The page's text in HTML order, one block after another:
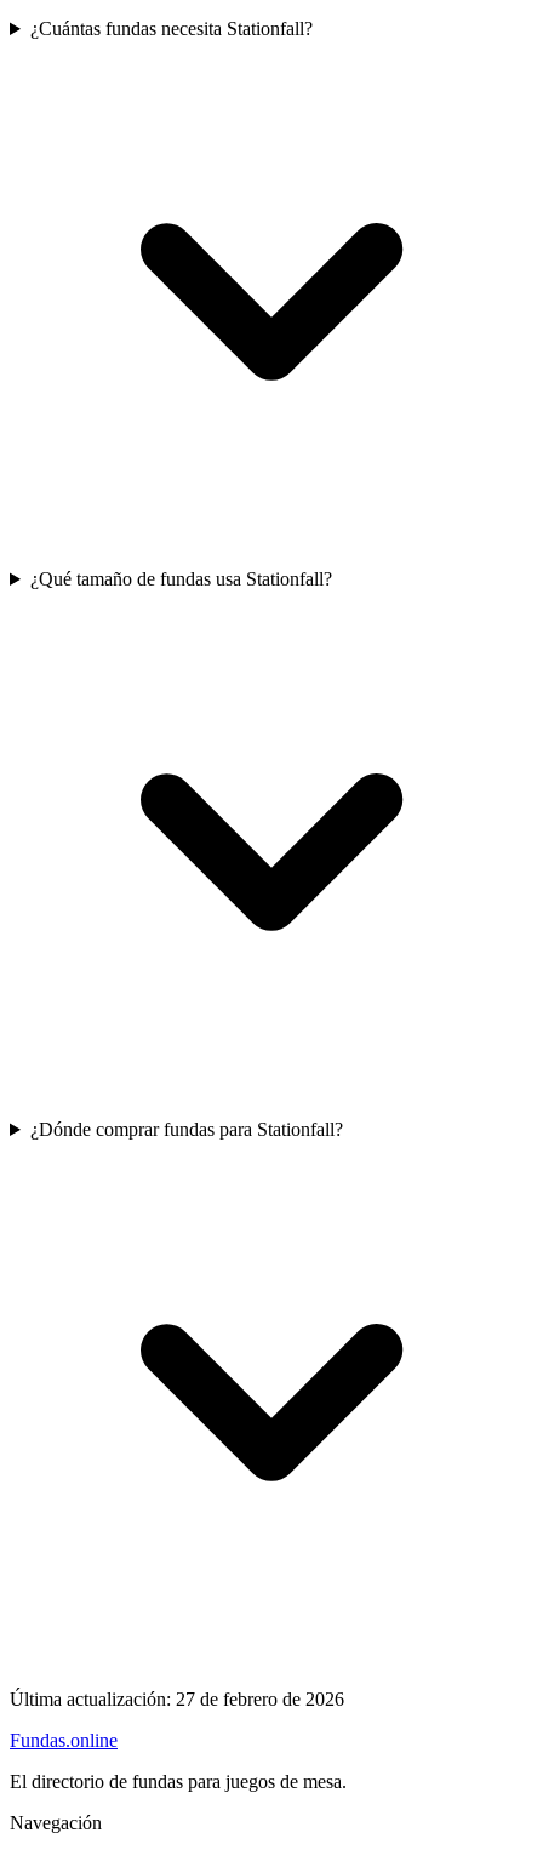
¿Cuántas fundas necesita Stationfall?
¿Qué tamaño de fundas usa Stationfall?
¿Dónde comprar fundas para Stationfall?
Última actualización: 27 de febrero de 2026
Fundas.online
El directorio de fundas para juegos de mesa.
Navegación